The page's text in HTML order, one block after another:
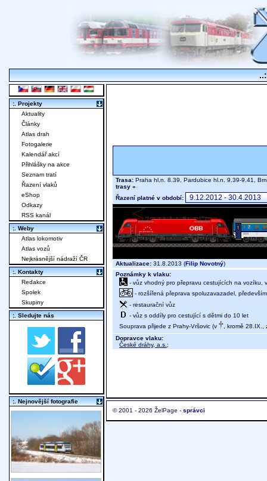
Trasa: Praha hl.n. 8.39, Pardubice hl.n. 9.39-9.41,
trasy »
Řazení platné v období:
Aktualizace: 31.8.2013 (Filip Novotný)
Poznámky k vlaku:
- vůz vhodný pro přepravu cestujících na vozíku,
- rozšířená přeprava spoluzavazadel,
- restaurační vůz
- vůz s oddíly pro cestující s dětmi do 10 let
Souprava přijede z Prahy-Vršovic (v
, kromě
Dopravce vlaku:
České dráhy, a.s. ;
© 2001 - 2026 ŽelPage - správci
:. Projekty
Aktuality
Články
Atlas drah
Fotogalerie
Kalendář akcí
Přihlášky na akce
Seznam tratí
Řazení vlaků
eShop
Odkazy
RSS kanál
:. Weby
Atlas lokomotiv
Atlas vozů
Nejkrásnější nádraží ČR
:. Kontakty
Redakce
Spolek
Skupiny
:. Sledujte nás
:. Nejnovější fotografie